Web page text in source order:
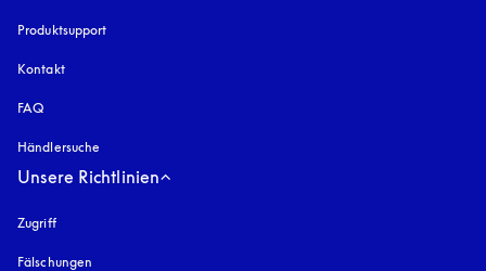
Produktsupport
Kontakt
FAQ
Händlersuche
Unsere Richtlinien
Zugrifföffnet sich in einem neuen Tab
Fälschungen